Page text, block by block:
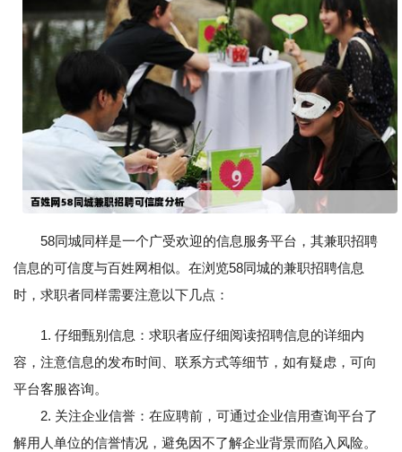
58同城同样是一个广受欢迎的信息服务平台，其兼职招聘
信息的可信度与百姓网相似。在浏览58同城的兼职招聘信息
时，求职者同样需要注意以下几点：
1. 仔细甄别信息：求职者应仔细阅读招聘信息的详细内
容，注意信息的发布时间、联系方式等细节，如有疑虑，可向
平台客服咨询。
2. 关注企业信誉：在应聘前，可通过企业信用查询平台了
解用人单位的信誉情况，避免因不了解企业背景而陷入风险。